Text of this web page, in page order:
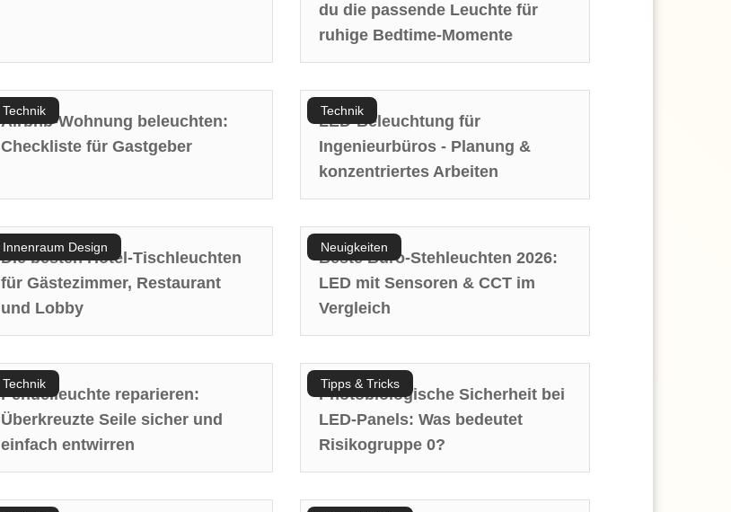
du die passende Leuchte für
ruhige Bedtime-Momente
Technik
Airbnb-Wohnung beleuchten:
Checkliste für Gastgeber
Technik
LED-Beleuchtung für
Ingenieurbüros - Planung &
konzentriertes Arbeiten
Innenraum Design
Die besten Hotel-Tischleuchten
für Gästezimmer, Restaurant
und Lobby
Neuigkeiten
Beste Büro-Stehleuchten 2026:
LED mit Sensoren & CCT im
Vergleich
Technik
Pendelleuchte reparieren:
Überkreuzte Seile sicher und
einfach entwirren
Tipps & Tricks
Photobiologische Sicherheit bei
LED-Panels: Was bedeutet
Risikogruppe 0?